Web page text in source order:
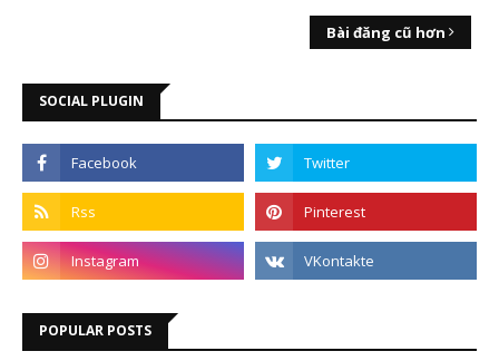
Bài đăng cũ hơn
SOCIAL PLUGIN
POPULAR POSTS